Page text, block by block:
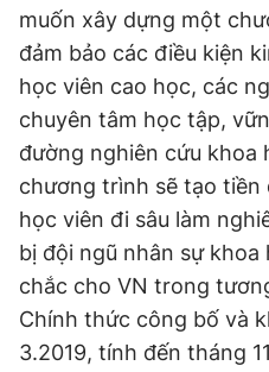
muốn xây dựng một
đảm bảo các điều kiện
học viên cao học, các
chuyên tâm học tập,
đường nghiên cứu khoa
chương trình sẽ tạo tiền
học viên đi sâu làm
bị đội ngũ nhân sự
chắc cho VN trong
Chính thức công bố và
3.2019, tính đến tháng